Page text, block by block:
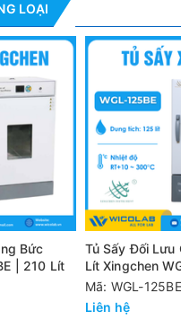
nghiên cứu.
hiển thị số thân thiện với
trang bị chức năng
chiếc
1 bộ
LOẠI
Bức
| 210 Lít
Tủ Sấy Đối Lưu
Lít Xingchen
Mã: WGL-125BE
Liên hệ